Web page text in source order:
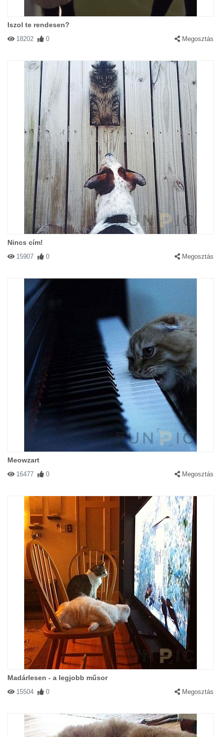
Iszol te rendesen?
18202 0 Megosztás
Nincs cím!
15907 0 Megosztás
Meowzart
16477 0 Megosztás
Madárlesen - a legjobb műsor
15504 0 Megosztás